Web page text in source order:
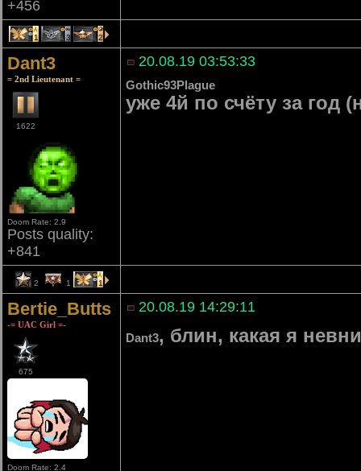
+456
1 3 2
Dant3
= 2nd Lieutenant =
1622
Doom Rate: 2.9
Posts quality:
+841
20.08.19 03:53:33
Gothic93Plague
уже 4й по счёту за год
2 1 1
Bertie_Butts
-= UAC Girl =-
675
Doom Rate: 2.4
20.08.19 14:29:11
Dant3, блин, какая я